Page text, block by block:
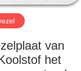
van
het